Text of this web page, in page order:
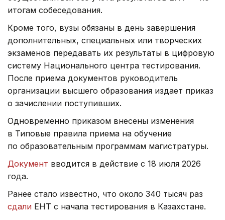
итогам собеседования.
Кроме того, вузы обязаны в день завершения
дополнительных, специальных или творческих
экзаменов передавать их результаты в цифровую
систему Национального центра тестирования.
После приема документов руководитель
организации высшего образования издает приказ
о зачислении поступивших.
Одновременно приказом внесены изменения
в Типовые правила приема на обучение
по образовательным программам магистратуры.
Документ вводится в действие с 18 июля 2026
года.
Ранее стало известно, что около 340 тысяч раз
сдали ЕНТ с начала тестирования в Казахстане.